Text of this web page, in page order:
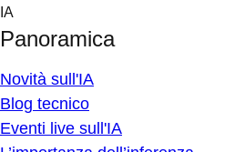
Skip
content
IA
Panoramica
Novità sull'IA
Blog tecnico
Eventi live sull'IA